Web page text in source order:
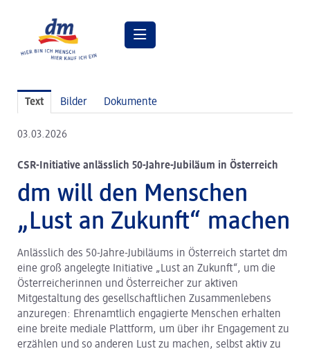
Pressebilder
dm Geschäftsführung
dm Markt
dm friseurstudio
dm kosmetikstudio
Verantwortung
Lehre bei dm
Arbeiten bei dm
Text Bilder Dokumente
03.03.2026
CSR-Initiative anlässlich 50-Jahre-Jubiläum in Österreich
dm will den Menschen
„Lust an Zukunft“ machen
Anlässlich des 50-Jahre-Jubiläums in Österreich startet dm
eine groß angelegte Initiative „Lust an Zukunft“, um die
Österreicherinnen und Österreicher zur aktiven
Mitgestaltung des gesellschaftlichen Zusammenlebens
anzuregen: Ehrenamtlich engagierte Menschen erhalten
eine breite mediale Plattform, um über ihr Engagement zu
erzählen und so anderen Lust zu machen, selbst aktiv zu